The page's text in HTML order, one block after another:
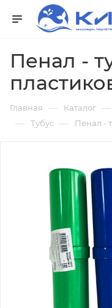
Пенал -
Главная — Каталог —
— Тубус — Пенал -